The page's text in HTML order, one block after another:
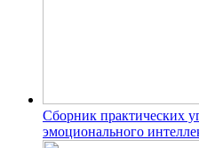
Сборник практических
эмоционального